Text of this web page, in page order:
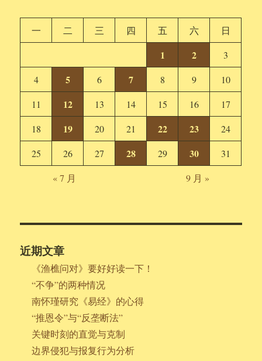
一 二 三 四 五 六 日
1 2
3
4
5 6 7 8 9
10
11
12 13 14 15 16
17
18
19 20 21 22 23
24
25
26 27 28 29 30
31
« 7 月
9 月 »
近期文章
《渔樵问对》要好好读一下！
“不争”的两种情况
南怀瑾研究《易经》的心得
“推恩令”与“反垄断法”
关键时刻的直觉与克制
边界侵犯与报复行为分析